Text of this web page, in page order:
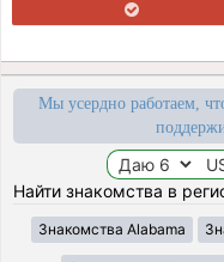
Мы усердно работаем,
Найти знакомства в
Знакомства Alabama